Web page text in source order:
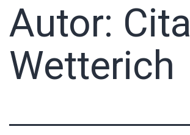
Autor: Cita
Wetterich